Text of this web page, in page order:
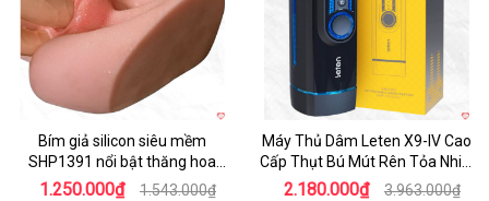
Bím giả silicon siêu mềm
SHP1391 nổi bật thăng hoa
hoàn hảo
1.250.000₫ 1.543.000₫
Máy Thủ Dâm Leten X9-IV Cao
Cấp Thụt Bú Mút Rên Tỏa Nhiệt
Sạc Pin
2.180.000₫ 3.963.000₫